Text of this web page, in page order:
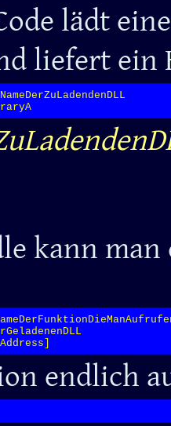
lädt
liefert ein
kann
endlich